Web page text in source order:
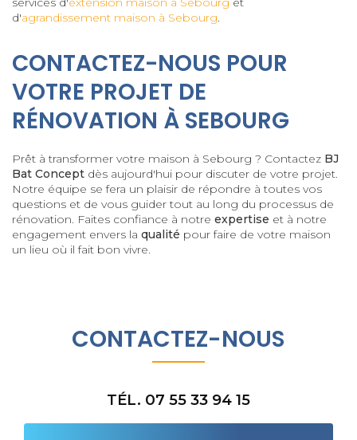
d'agrandissement maison à Sebourg.
CONTACTEZ-NOUS POUR
VOTRE PROJET DE
RÉNOVATION À SEBOURG
Prêt à transformer votre maison à Sebourg ? Contactez BJ
Bat Concept dès aujourd'hui pour discuter de votre projet.
Notre équipe se fera un plaisir de répondre à toutes vos
questions et de vous guider tout au long du processus de
rénovation. Faites confiance à notre expertise et à notre
engagement envers la qualité pour faire de votre maison
un lieu où il fait bon vivre.
CONTACTEZ-NOUS
TÉL. 07 55 33 94 15